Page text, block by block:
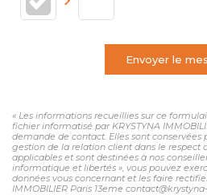
Envoyer le
« Les informations recueillies sur ce
fichier informatisé par KRYSTYNA
demande de contact. Elles sont conservées
gestion de la relation client dans le respect
applicables et sont destinées à nos
informatique et libertés », vous pouvez
données vous concernant et les faire
IMMOBILIER Paris 13eme